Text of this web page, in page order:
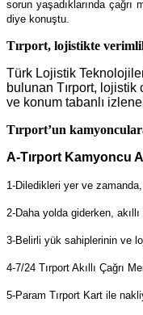
sorun yaşadıklarında
diye konuştu.
Tırport, lojistikte
Türk Lojistik
bulunan Tırport, lojistik
ve konum tabanlı
Tırport’un
A-Tırport Kamyoncu
1-Diledikleri yer ve
2-Daha yolda giderken,
3-Belirli yük sahiplerinin ve
4-7/24 Tırport Akıllı Çağrı
5-Param Tırport Kart ile